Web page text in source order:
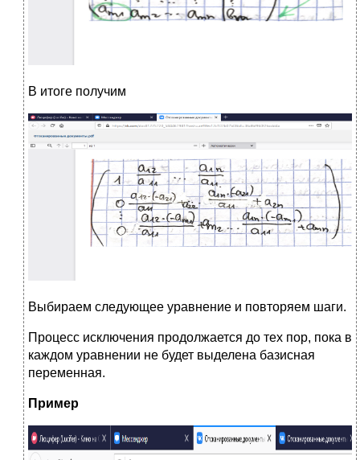
В итоге получим
Выбираем следующее уравнение и повторяем шаги.
Процесс исключения продолжается до тех пор, пока в
каждом уравнении не будет выделена базисная
переменная.
Пример